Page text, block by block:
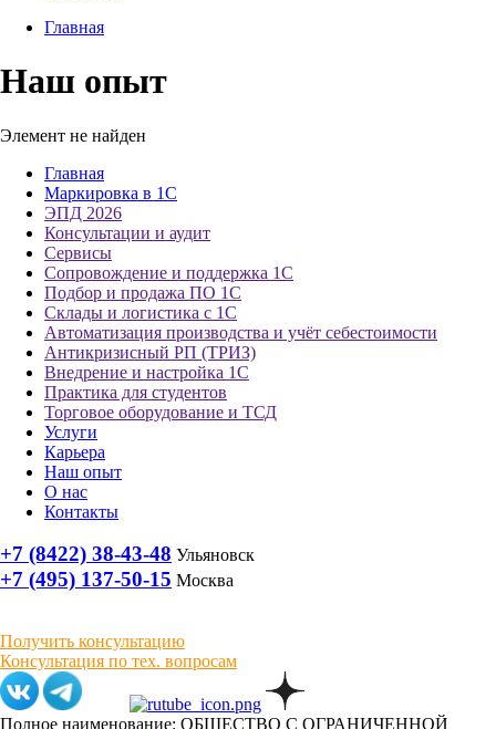
Главная
Наш опыт
Элемент не найден
Главная
Маркировка в 1С
ЭПД 2026
Консультации и аудит
Сервисы
Сопровождение и поддержка 1С
Подбор и продажа ПО 1С
Склады и логистика с 1С
Автоматизация производства и учёт себестоимости
Антикризисный РП (ТРИЗ)
Внедрение и настройка 1С
Практика для студентов
Торговое оборудование и ТСД
Услуги
Карьера
Наш опыт
О нас
Контакты
+7 (8422) 38-43-48 Ульяновск
+7 (495) 137-50-15 Москва
Получить консультацию
Консультация по тех. вопросам
Полное наименование: ОБЩЕСТВО С ОГРАНИЧЕННОЙ